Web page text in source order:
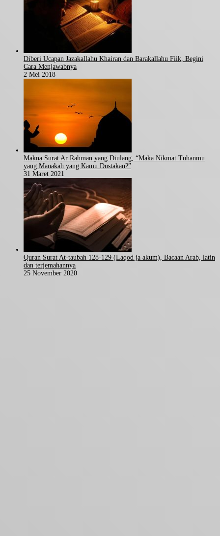
Diberi Ucapan Jazakallahu Khairan dan Barakallahu Fiik, Begini
Cara Menjawabnya
2 Mei 2018
Makna Surat Ar Rahman yang Diulang, “Maka Nikmat Tuhanmu
yang Manakah yang Kamu Dustakan?”
31 Maret 2021
Quran Surat At-taubah 128-129 (Laqod ja akum), Bacaan Arab, latin
dan terjemahannya
25 November 2020